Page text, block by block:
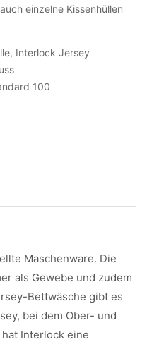
einzelne Kissenhüllen
Interlock Jersey
100
Maschenware. Die
als Gewebe und zudem
Bettwäsche gibt es
bei dem Ober- und
Interlock eine